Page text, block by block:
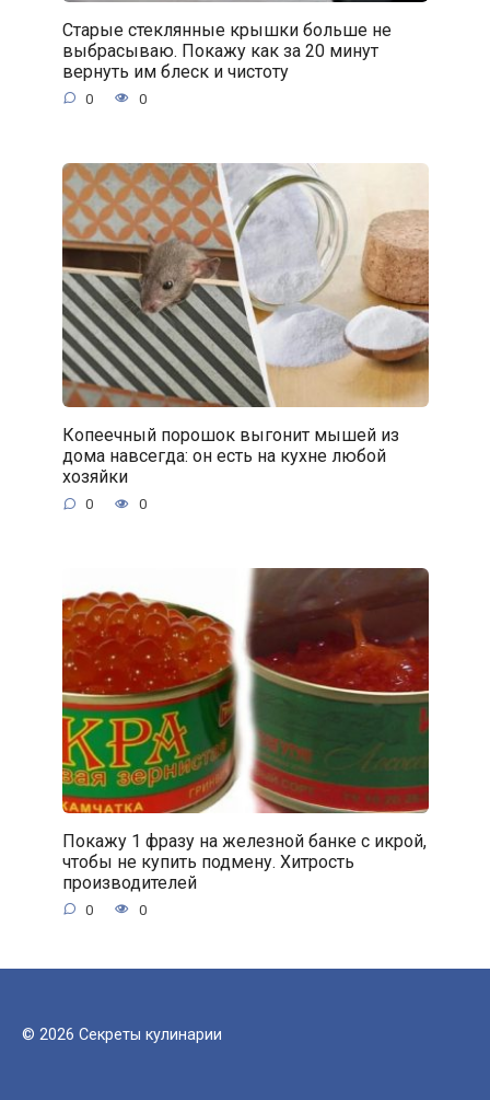
Старые стеклянные крышки больше не
выбрасываю. Покажу как за 20 минут
вернуть им блеск и чистоту
0 0
Копеечный порошок выгонит мышей из
дома навсегда: он есть на кухне любой
хозяйки
0 0
Покажу 1 фразу на железной банке с икрой,
чтобы не купить подмену. Хитрость
производителей
0 0
© 2026 Секреты кулинарии